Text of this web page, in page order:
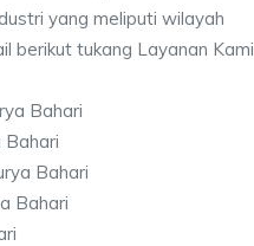
yang meliputi wilayah
berikut tukang Layanan Kami
Bahari
Bahari
Bahari